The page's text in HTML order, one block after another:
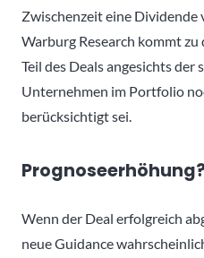
Zwischenzeit eine Dividende
Warburg Research kommt zu
Teil des Deals angesichts
Unternehmen im Portfolio
berücksichtigt sei.
Wenn der Deal erfolgreich
neue Guidance